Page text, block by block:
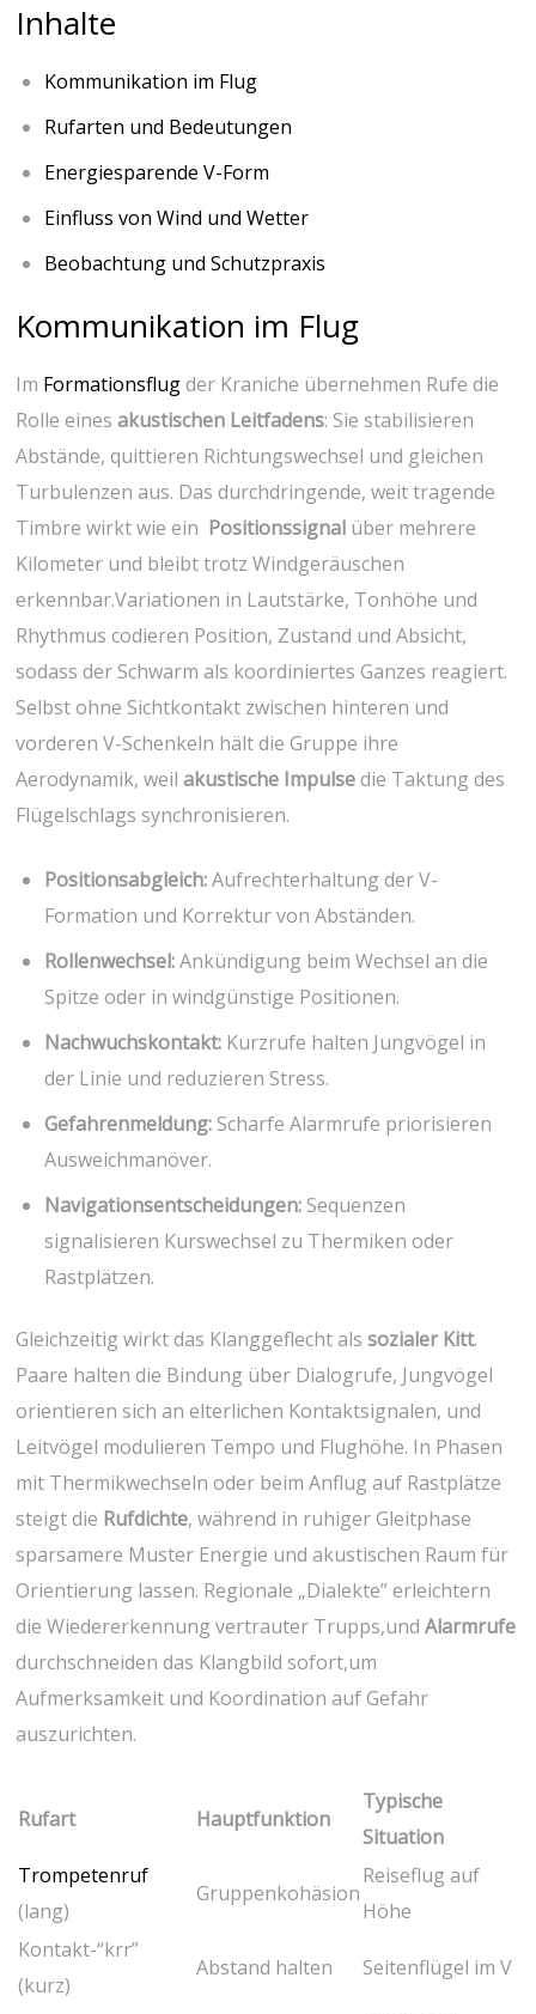
Inhalte
Kommunikation ‌im ‍Flug
Rufarten und Bedeutungen
Energiesparende V-Form
Einfluss von Wind⁢ und ⁤Wetter
Beobachtung und Schutzpraxis
Kommunikation im Flug
Im Formationsflugder Kraniche‌ übernehmen Rufe⁤ die
Rolle ​einesakustischen ⁢Leitfadens: Sie stabilisieren
Abstände, quittieren Richtungswechsel und gleichen
Turbulenzen aus. Das durchdringende, weit tragende
Timbre wirkt wie ein ⁣ Positionssignal ‍über mehrere
Kilometer⁢ und bleibt trotz Windgeräuschen
⁤erkennbar.Variationen in Lautstärke, Tonhöhe und⁣
Rhythmus codieren ⁤Position, Zustand und Absicht,
sodass der Schwarm als koordiniertes Ganzes reagiert.
Selbst‍ ohne Sichtkontakt zwischen hinteren und
vorderen V-Schenkeln hält die⁢ Gruppe ihre
Aerodynamik, weil⁤akustische‌ Impulsedie​ Taktung des
Flügelschlags⁢ synchronisieren.
Positionsabgleich:Aufrechterhaltung der​ V-
Formation ‍und Korrektur von Abständen.
Rollenwechsel:Ankündigung beim Wechsel an die
Spitze⁢ oder in windgünstige Positionen.
Nachwuchskontakt: Kurzrufe halten ⁣Jungvögel in
der Linie und reduzieren Stress.
Gefahrenmeldung: Scharfe Alarmrufe priorisieren
Ausweichmanöver.
Navigationsentscheidungen: Sequenzen
signalisieren Kurswechsel zu Thermiken ‌oder
Rastplätzen.
Gleichzeitig wirkt das Klanggeflecht alssozialer Kitt.
Paare halten die Bindung über Dialogrufe, Jungvögel
orientieren ‌sich ‍an elterlichen‍ Kontaktsignalen, und
Leitvögel modulieren Tempo und ​Flughöhe. In Phasen
mit Thermikwechseln oder beim Anflug auf Rastplätze
steigt die⁣ Rufdichte, während in‍ ruhiger Gleitphase
sparsamere Muster⁢ Energie und ‌akustischen Raum ‌für
Orientierung lassen. Regionale „Dialekte”​ erleichtern
die Wiedererkennung ⁢vertrauter Trupps,undAlarmrufe
⁢durchschneiden das ‌Klangbild ⁤sofort,um
Aufmerksamkeit und ‌Koordination auf Gefahr
auszurichten.
Rufart Hauptfunktion
Typische
Situation
Trompetenruf
(lang)
Gruppenkohäsion
Reiseflug auf
Höhe
Kontakt-“krr”
(kurz)
Abstand halten Seitenflügel im V